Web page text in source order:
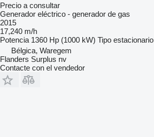
Precio a consultar
Generador eléctrico - generador de gas
2015
17,240 m/h
Potencia 1360 Hp (1000 kW) Tipo estacionario
Bélgica, Waregem
Flanders Surplus nv
Contacte con el vendedor